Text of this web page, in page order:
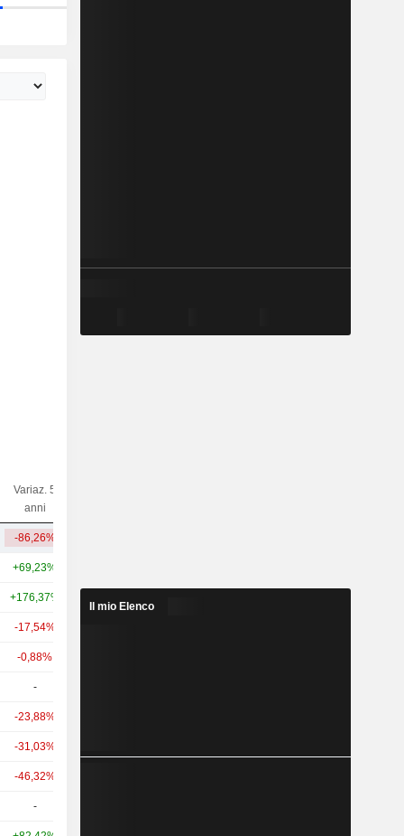
Variaz. 5
anni
-86,26%
+69,23%
+176,37%
-17,54%
-0,88%
-
-23,88%
-31,03%
-46,32%
-
Il mio Elenco